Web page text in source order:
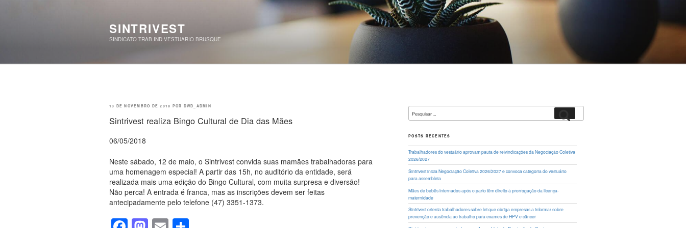
SINTRIVEST
SINDICATO TRAB.IND.VESTUARIO BRUSQUE
PUBLICADO
13 DE NOVEMBRO DE 2018 POR DWD_ADMIN
Sintrivest realiza Bingo Cultural de Dia das Mães
06/05/2018
Neste sábado, 12 de maio, o Sintrivest convida suas mamães trabalhadoras para
uma homenagem especial! A partir das 15h, no auditório da entidade, será
realizada mais uma edição do Bingo Cultural, com muita surpresa e diversão!
Não perca! A entrada é franca, mas as inscrições devem ser feitas
antecipadamente pelo telefone (47) 3351-1373.
Pesquisar
por:
POSTS RECENTES
Trabalhadores do vestuário aprovam pauta de reivindicações da Negociação Coletiva
2026/2027
Sintrivest inicia Negociação Coletiva 2026/2027 e convoca categoria do vestuário
para assembleia
Mães de bebês internados após o parto têm direito à prorrogação da licença-
maternidade
Sintrivest orienta trabalhadores sobre lei que obriga empresas a informar sobre
prevenção e ausência ao trabalho para exames de HPV e câncer